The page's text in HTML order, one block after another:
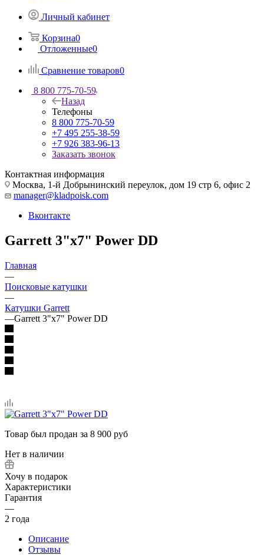
Личный кабинет
Корзина0
Отложенные0
Сравнение товаров0
8 800 775-70-59
Назад
Телефоны
8 800 775-70-59
+7 495 255-38-59
+7 926 383-96-13
Заказать звонок
Контактная информация
Москва, 1-й Добрынинский переулок, дом 19 стр 6, офис 2
manager@kladpoisk.com
Вконтакте
Garrett 3"x7" Power DD
Главная
—
Поисковые катушки
—
Катушки Garrett
—Garrett 3"x7" Power DD
Товар был продан за 8 900 руб
Нет в наличии
Хочу в подарок
Характеристики
Гарантия
—
2 года
Описание
Отзывы